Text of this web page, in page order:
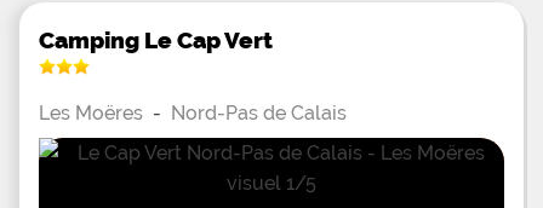
Camping Le Cap Vert
Les Moëres - Nord-Pas de Calais